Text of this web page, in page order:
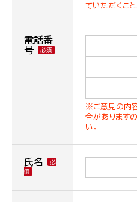
ていただくこと
電話番
号
※ご意見の内
合があります
い。
氏名